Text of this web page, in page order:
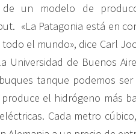
un modelo de
«La Patagonia está en
el mundo», dice Carl
Universidad de Buenos
tanque podemos
el hidrógeno más
Cada metro